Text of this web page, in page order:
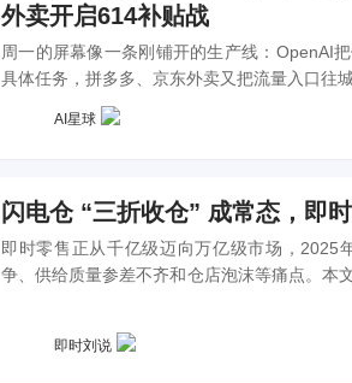
外卖开启614补贴战
周一的屏幕像一条刚铺开的生产线：OpenAI
具体任务，拼多多、京东外卖又把流量入口往
AI星球
闪电仓 “三折收仓” 成常态，即
即时零售正从千亿级迈向万亿级市场，2025
争、供给质量参差不齐和仓店泡沫等痛点。本
即时刘说